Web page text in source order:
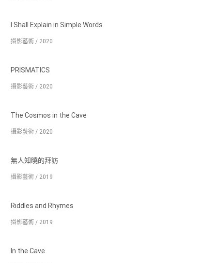
I Shall Explain in Simple Words
攝影藝術 / 2020
PRISMATICS
攝影藝術 / 2020
The Cosmos in the Cave
攝影藝術 / 2020
無人知曉的拜訪
攝影藝術 / 2019
Riddles and Rhymes
攝影藝術 / 2019
In the Cave